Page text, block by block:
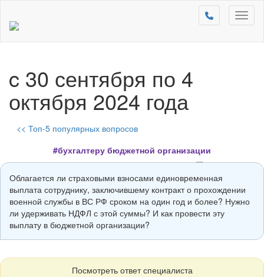
c 30 сентября по 4
октября 2024 года
<< Топ-5 популярных вопросов
#бухгалтеру бюджетной организации
Облагается ли страховыми взносами единовременная
выплата сотруднику, заключившему контракт о прохождении
военной службы в ВС РФ сроком на один год и более? Нужно
ли удерживать НДФЛ с этой суммы? И как провести эту
выплату в бюджетной организации?
Посмотреть ответ специалиста